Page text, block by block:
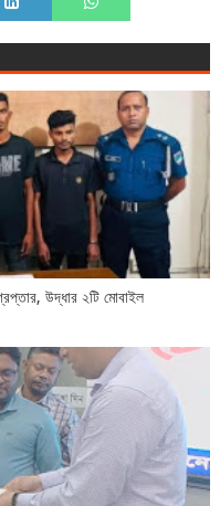
উদ্ধার ২টি মোবাইল